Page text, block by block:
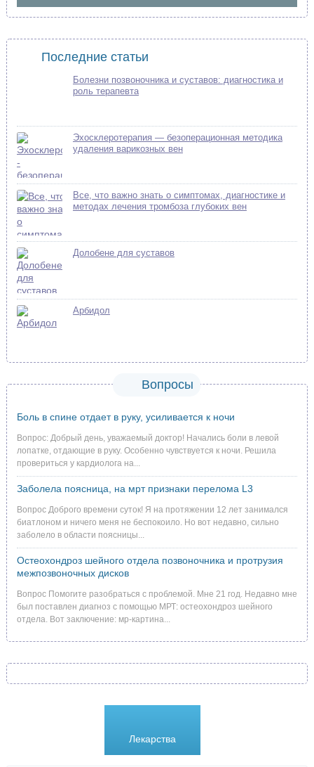
Последние статьи
Болезни позвоночника и суставов: диагностика и
роль терапевта
Эхосклеротерапия — безоперационная методика
удаления варикозных вен
Все, что важно знать о симптомах, диагностике и
методах лечения тромбоза глубоких вен
Долобене для суставов
Арбидол
Вопросы
Боль в спине отдает в руку, усиливается к ночи
Вопрос: Добрый день, уважаемый доктор! Начались боли в левой
лопатке, отдающие в руку. Особенно чувствуется к ночи. Решила
провериться у кардиолога на...
Заболела поясница, на мрт признаки перелома L3
Вопрос Доброго времени суток! Я на протяжении 12 лет занимался
биатлоном и ничего меня не беспокоило. Но вот недавно, сильно
заболело в области поясницы...
Остеохондроз шейного отдела позвоночника и протрузия
межпозвоночных дисков
Вопрос Помогите разобраться с проблемой. Мне 21 год. Недавно мне
был поставлен диагноз с помощью МРТ: остеохондроз шейного
отдела. Вот заключение: мр-картина...
Лекарства